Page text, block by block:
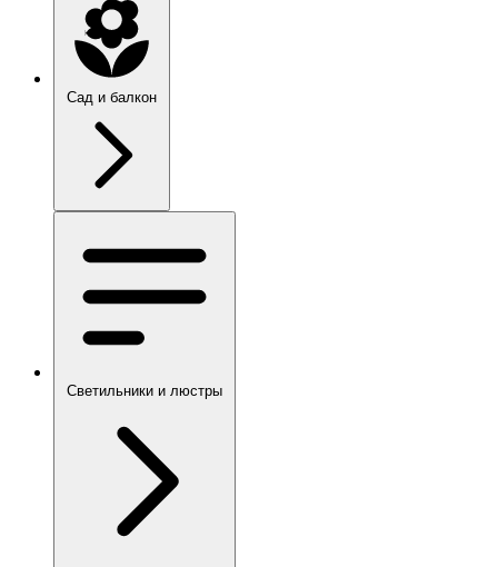
Сад и балкон
Светильники и люстры